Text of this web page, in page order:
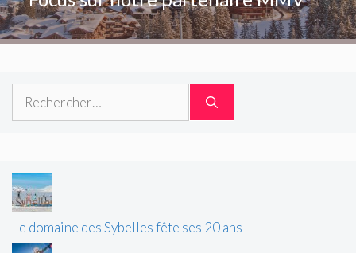
Le domaine des Sybelles fête ses 20 ans